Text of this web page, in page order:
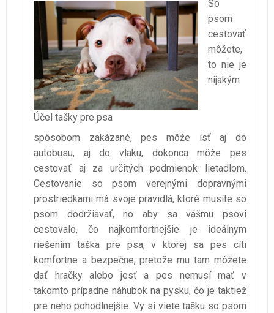
Účel tašky pre psa
So
psom
cestovať
môžete,
to nie je
nijakým
spôsobom zakázané, pes môže ísť aj do
autobusu, aj do vlaku, dokonca môže pes
cestovať aj za určitých podmienok lietadlom.
Cestovanie so psom verejnými dopravnými
prostriedkami má svoje pravidlá, ktoré musíte so
psom dodržiavať, no aby sa vášmu psovi
cestovalo, čo najkomfortnejšie je ideálnym
riešením taška pre psa, v ktorej sa pes cíti
komfortne a bezpečne, pretože mu tam môžete
dať hračky alebo jesť a pes nemusí mať v
takomto prípadne náhubok na pysku, čo je taktiež
pre neho pohodlnejšie. Vy si viete tašku so psom